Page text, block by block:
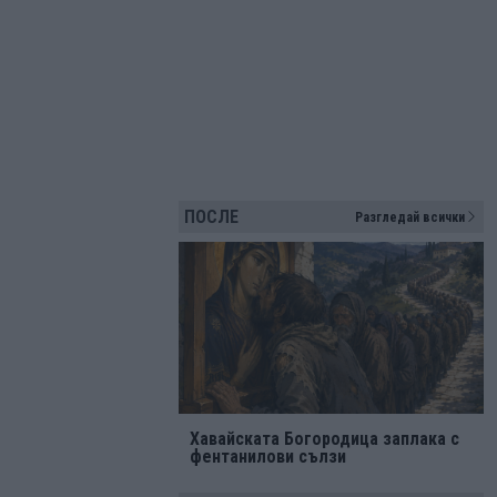
ПОСЛЕ Разгледай всички
Хавайската Богородица заплака с
фентанилови сълзи